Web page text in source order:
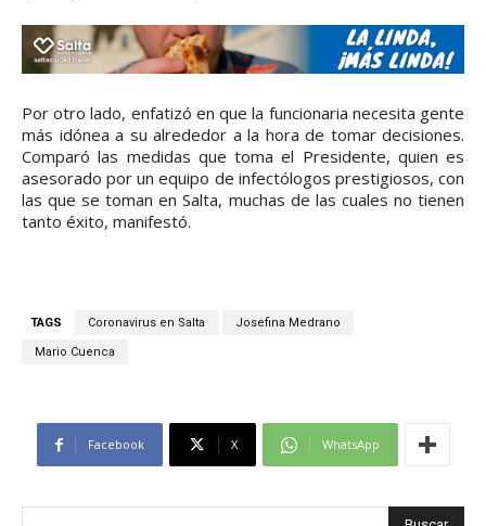
Por otro lado, enfatizó en que la funcionaria necesita gente
más idónea a su alrededor a la hora de tomar decisiones.
Comparó las medidas que toma el Presidente, quien es
asesorado por un equipo de infectólogos prestigiosos, con
las que se toman en Salta, muchas de las cuales no tienen
tanto éxito, manifestó.
TAGS Coronavirus en Salta Josefina Medrano
Mario Cuenca
Facebook X WhatsApp